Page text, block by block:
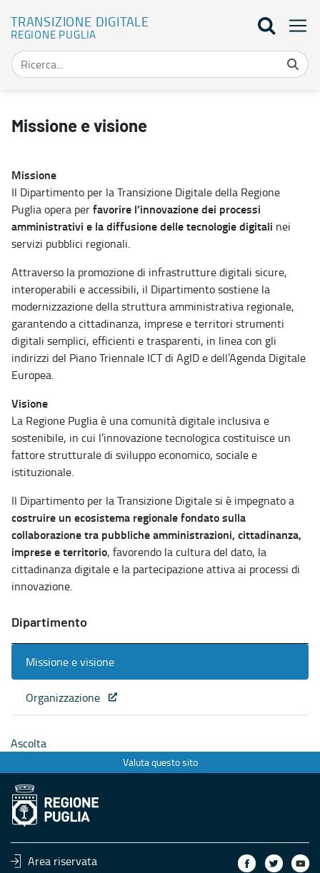
TRANSIZIONE DIGITALE
REGIONE PUGLIA
Missione e visione
Missione
Il Dipartimento per la Transizione Digitale della Regione
Puglia opera perfavorire l’innovazione dei processi
amministrativi e la diffusione delle tecnologie digitali nei
servizi pubblici regionali.
Attraverso la promozione di infrastrutture digitali sicure,
interoperabili e accessibili, il Dipartimento sostiene la
modernizzazione della struttura amministrativa regionale,
garantendo a cittadinanza, imprese e territori strumenti
digitali semplici, efficienti e trasparenti, in linea con gli
indirizzi del Piano Triennale ICT di AgID e dell’Agenda Digitale
Europea.
Visione
La Regione Puglia è una comunità digitale inclusiva e
sostenibile, in cui l’innovazione tecnologica costituisce un
fattore strutturale di sviluppo economico, sociale e
istituzionale.
Il Dipartimento per la Transizione Digitale si è impegnato a
costruire un ecosistema regionale fondato sulla
collaborazione tra pubbliche amministrazioni, cittadinanza,
imprese e territorio, favorendo la cultura del dato, la
cittadinanza digitale e la partecipazione attiva ai processi di
innovazione.
Dipartimento
Missione e visione
Organizzazione
Ascolta
Valuta questo sito
Area riservata